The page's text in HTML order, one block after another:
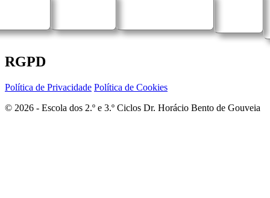
RGPD
Política de Privacidade Política de Cookies
© 2026 - Escola dos 2.º e 3.º Ciclos Dr. Horácio Bento de Gouveia